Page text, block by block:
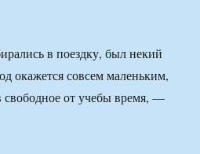
в поездку, был некий
окажется совсем маленьким,
свободное от учебы время, —